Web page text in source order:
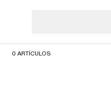
0 ARTÍCULOS